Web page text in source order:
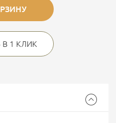
В 1 КЛИК